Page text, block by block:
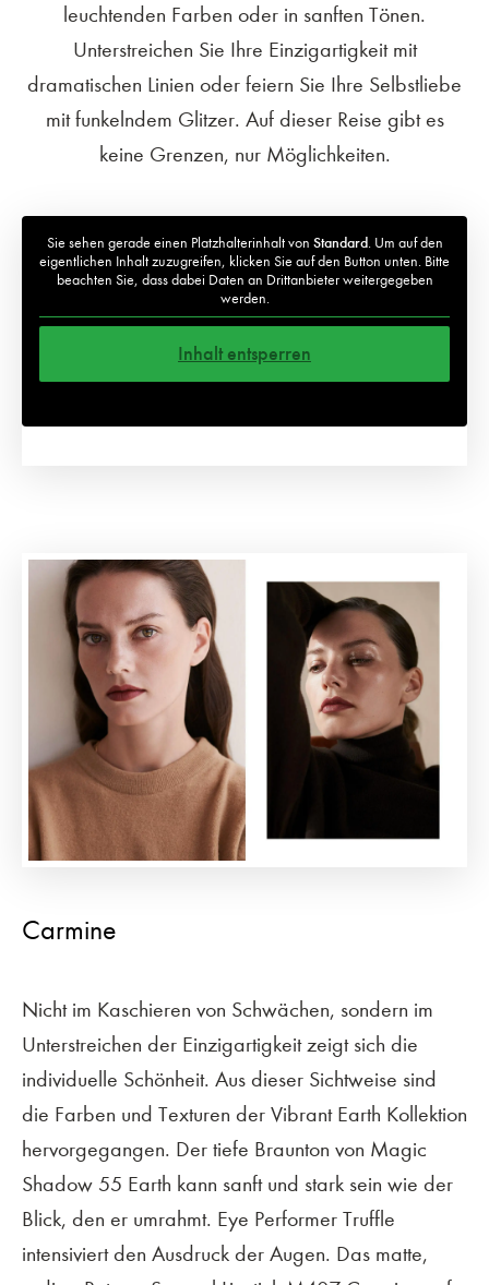
leuchtenden Farben oder in sanften Tönen.
Unterstreichen Sie Ihre Einzigartigkeit mit
dramatischen Linien oder feiern Sie Ihre Selbstliebe
mit funkelndem Glitzer. Auf dieser Reise gibt es
keine Grenzen, nur Möglichkeiten.
Sie sehen gerade einen Platzhalterinhalt von Standard. Um auf den
eigentlichen Inhalt zuzugreifen, klicken Sie auf den Button unten. Bitte
beachten Sie, dass dabei Daten an Drittanbieter weitergegeben
werden.
Inhalt entsperren
Carmine
Nicht im Kaschieren von Schwächen, sondern im
Unterstreichen der Einzigartigkeit zeigt sich die
individuelle Schönheit. Aus dieser Sichtweise sind
die Farben und Texturen der Vibrant Earth Kollektion
hervorgegangen. Der tiefe Braunton von Magic
Shadow 55 Earth kann sanft und stark sein wie der
Blick, den er umrahmt. Eye Performer Truffle
intensiviert den Ausdruck der Augen. Das matte,